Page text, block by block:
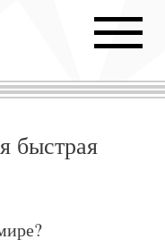
быстрая